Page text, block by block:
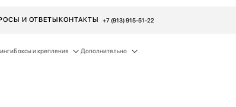
И ОТВЕТЫКОНТАКТЫ +7 (913) 915-51-22
Боксы и крепления Дополнительно